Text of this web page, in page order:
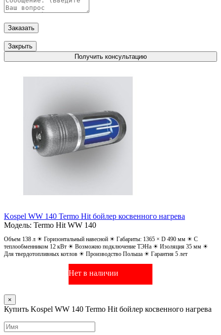
Заказать
Закрыть
Получить консультацию
Kospel WW 140 Termo Hit бойлер косвенного нагрева
Модель: Termo Hit WW 140
Объем 138 л ☀ Горизонтальный навесной ☀ Габариты: 1365 × D 490 мм ☀ С
теплообменником 12 кВт ☀ Возможно подключение ТЭНа ☀ Изоляция 35 мм ☀
Для твердотопливных котлов ☀ Производство Польша ☀ Гарантия 5 лет
Нет в наличии
×
Купить Kospel WW 140 Termo Hit бойлер косвенного нагрева